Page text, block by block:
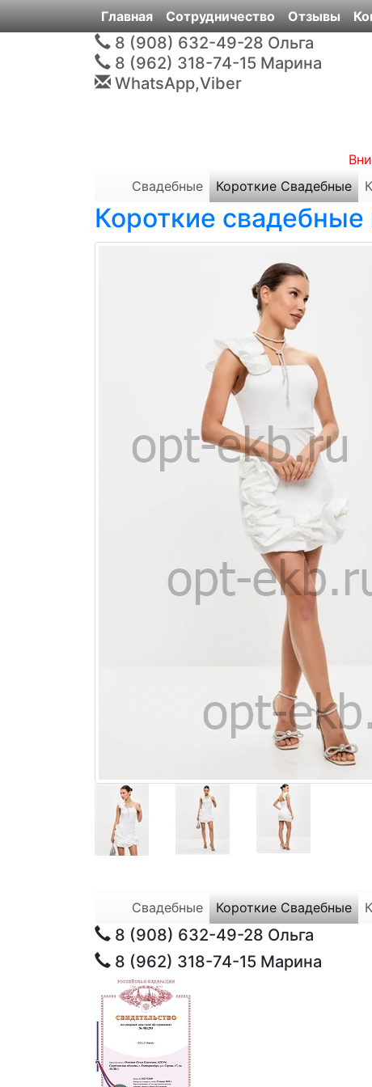
Главная Сотрудничество Отзывы
8 (908) 632-49-28 Ольга
8 (962) 318-74-15 Марина
WhatsApp,Viber
Свадебные
Короткие Свадебные
Короткие свадебные
Свадебные Короткие Свадебные
8 (908) 632-49-28 Ольга
8 (962) 318-74-15 Марина